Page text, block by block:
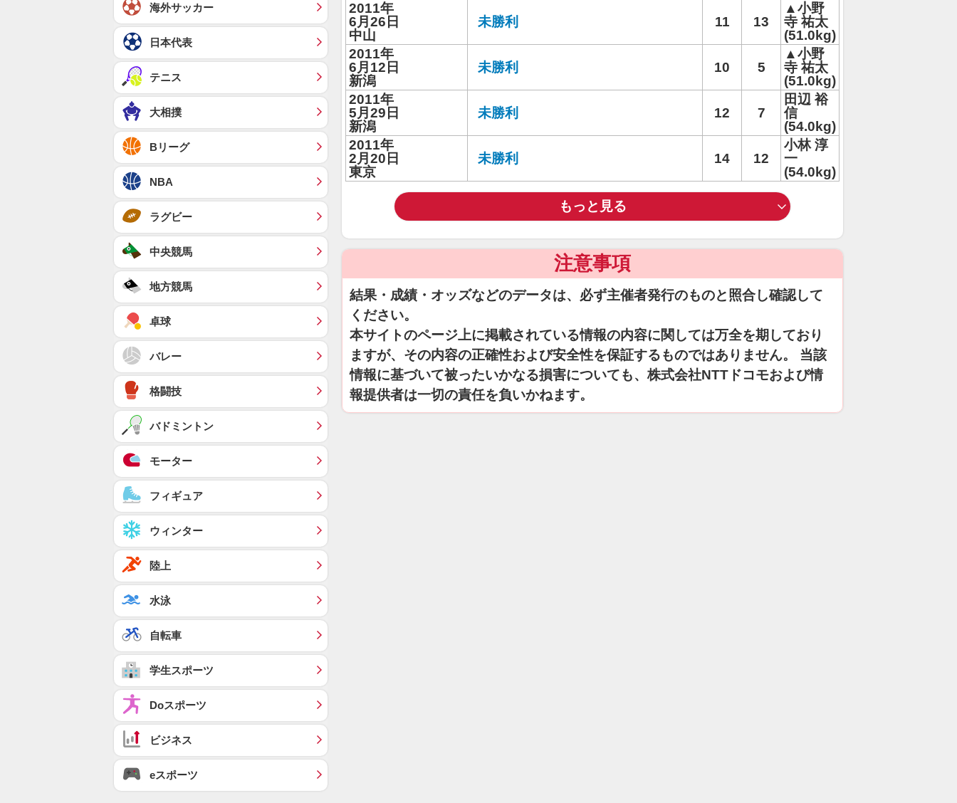
2011年
6月26日
中山
未勝利 11 13
▲小野
寺 祐太
(51.0kg)
2011年
6月12日
新潟
未勝利 10 5
▲小野
寺 祐太
(51.0kg)
2011年
5月29日
新潟
未勝利 12 7
田辺 裕
信
(54.0kg)
2011年
2月20日
東京
未勝利 14 12
小林 淳
一
(54.0kg)
もっと見る
注意事項
結果・成績・オッズなどのデータは、必ず主催者発行のものと照合し確認して
ください。
本サイトのページ上に掲載されている情報の内容に関しては万全を期しており
ますが、その内容の正確性および安全性を保証するものではありません。 当該
情報に基づいて被ったいかなる損害についても、株式会社NTTドコモおよび情
報提供者は一切の責任を負いかねます。
海外サッカー
日本代表
テニス
大相撲
Bリーグ
NBA
ラグビー
中央競馬
地方競馬
卓球
バレー
格闘技
バドミントン
モーター
フィギュア
ウィンター
陸上
水泳
自転車
学生スポーツ
Doスポーツ
ビジネス
eスポーツ